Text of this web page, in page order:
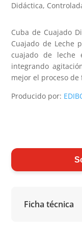
Didáctica,
Cuba de Cuajado
Cuajado de Leche
cuajado de leche
integrando
mejor el proceso
Producido por:
Ficha técnica